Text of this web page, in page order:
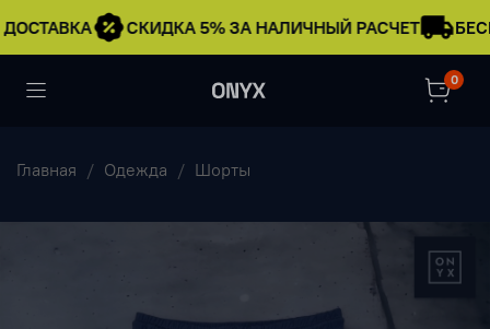
СКИДКА 5% ЗА НАЛИЧНЫЙ РАСЧЕТ
0
Главная Одежда Шорты